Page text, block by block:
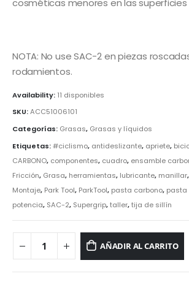
cosméticas menores en las
NOTA: No use SAC-2 en piezas
rodamientos.
Availability: 11 disponibles
SKU:ACC51006101
Categorías: Grasas, Grasas y líquidos
Etiquetas:#ciclismo, antideslizante, apriete,
CARBONO, componentes, cuadro, ensamble
Fricción, Grasa, herramientas, lubricante, manillar,
Montaje, Park Tool, ParkTool, pasta carbono, pasta
potencia, SAC-2, Supergrip,taller,tija de sillín
AÑADIR AL CARRITO